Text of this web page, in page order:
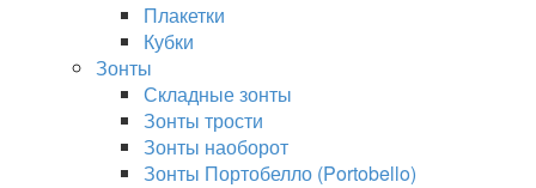
Плакетки
Кубки
Зонты
Складные зонты
Зонты трости
Зонты наоборот
Зонты Портобелло (Portobello)